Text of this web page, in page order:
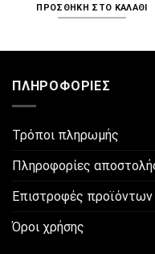
ΠΡΟΣΘΉΚΗ ΣΤΟ ΚΑΛΆΘΙ
ΠΛΗΡΟΦΟΡΊΕΣ
Τρόποι πληρωμής
Πληροφορίες
Επιστροφές προϊόντων
Όροι χρήσης